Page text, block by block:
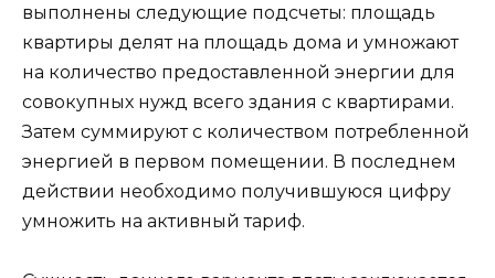
выполнены следующие подсчеты: площадь
квартиры делят на площадь дома и умножают
на количество предоставленной энергии для
совокупных нужд всего здания с квартирами.
Затем суммируют с количеством потребленной
энергией в первом помещении. В последнем
действии необходимо получившуюся цифру
умножить на активный тариф.